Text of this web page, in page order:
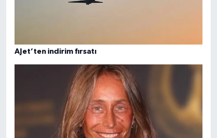
AJet’ten indirim fırsatı